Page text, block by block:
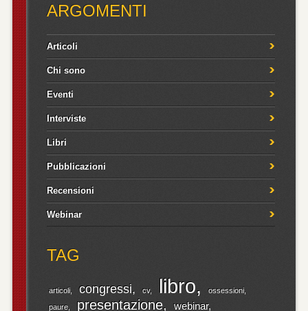
ARGOMENTI
Articoli
Chi sono
Eventi
Interviste
Libri
Pubblicazioni
Recensioni
Webinar
TAG
articoli congressi cv libro
ossessioni
paure
presentazione webinar